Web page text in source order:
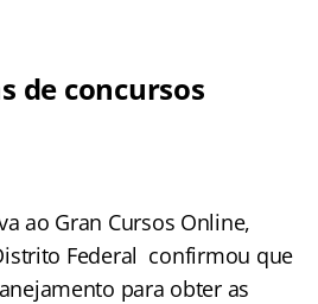
de concursos
ao Gran Cursos Online,
Federal confirmou que
para obter as